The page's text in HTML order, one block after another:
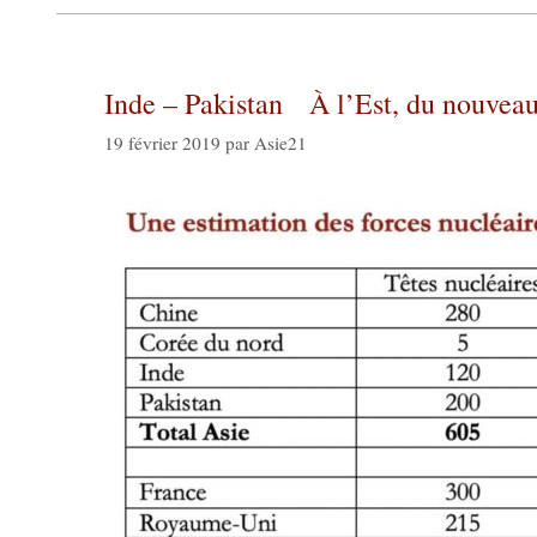
Inde – Pakistan À l’Est, du
19 février 2019 par Asie21